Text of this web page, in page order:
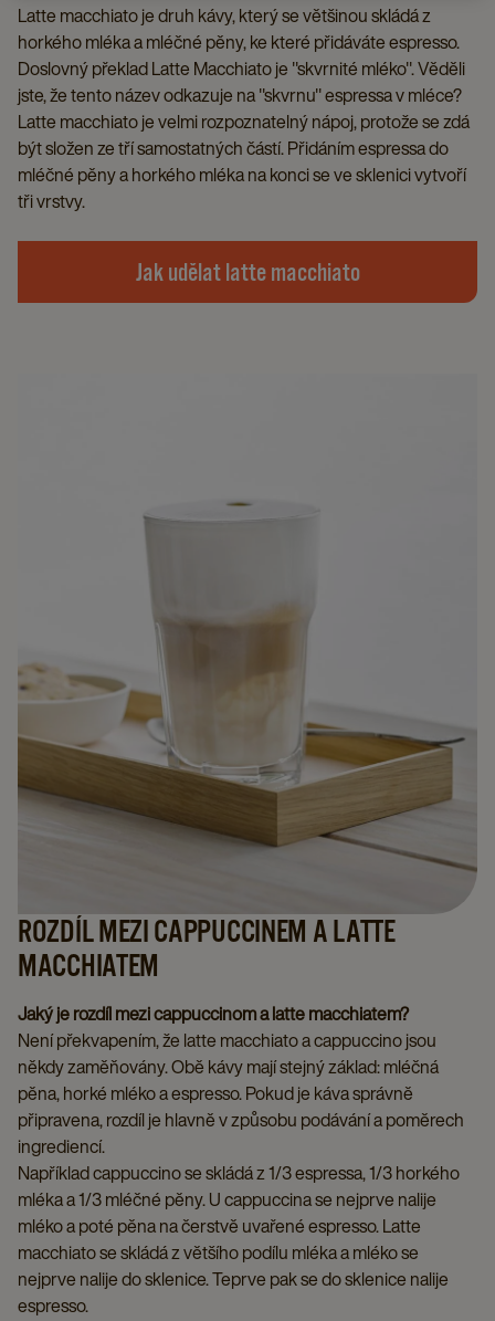
Latte macchiato je druh kávy, který se většinou skládá z
horkého mléka a mléčné pěny, ke které přidáváte espresso.
Doslovný překlad Latte Macchiato je "skvrnité mléko". Věděli
jste, že tento název odkazuje na "skvrnu" espressa v mléce?
Latte macchiato je velmi rozpoznatelný nápoj, protože se zdá
být složen ze tří samostatných částí. Přidáním espressa do
mléčné pěny a horkého mléka na konci se ve sklenici vytvoří
tři vrstvy.
Jak udělat latte macchiato
ROZDÍL MEZI CAPPUCCINEM A LATTE
MACCHIATEM
Jaký je rozdíl mezi cappuccinom a latte macchiatem?
Není překvapením, že latte macchiato a cappuccino jsou
někdy zaměňovány. Obě kávy mají stejný základ: mléčná
pěna, horké mléko a espresso. Pokud je káva správně
připravena, rozdíl je hlavně v způsobu podávání a poměrech
ingrediencí.
Například cappuccino se skládá z 1/3 espressa, 1/3 horkého
mléka a 1/3 mléčné pěny. U cappuccina se nejprve nalije
mléko a poté pěna na čerstvě uvařené espresso. Latte
macchiato se skládá z většího podílu mléka a mléko se
nejprve nalije do sklenice. Teprve pak se do sklenice nalije
espresso.